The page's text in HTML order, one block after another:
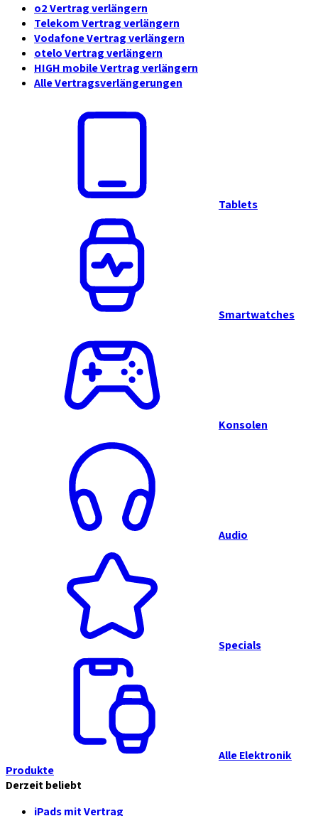
o2 Vertrag verlängern
Telekom Vertrag verlängern
Vodafone Vertrag verlängern
otelo Vertrag verlängern
HIGH mobile Vertrag verlängern
Alle Vertragsverlängerungen
Tablets
Smartwatches
Konsolen
Audio
Specials
Alle Elektronik
Produkte
Derzeit beliebt
iPads mit Vertrag